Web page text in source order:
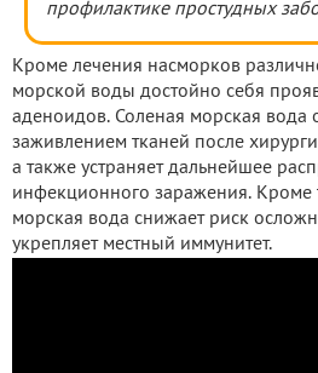
профилактике простудных
Кроме лечения насморков
морской воды достойно себя
аденоидов. Соленая морская вода
заживлением тканей после
а также устраняет дальнейшее
инфекционного заражения. Кроме
морская вода снижает риск
укрепляет местный иммунитет.